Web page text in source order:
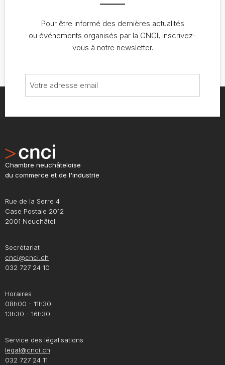
Pour être informé des dernières actualités
ou événements organisés par la CNCI, inscrivez-
vous à notre newsletter.
Chambre neuchâteloise
du commerce et de l'industrie
Rue de la Serre 4
Case Postale 2012
2001 Neuchâtel
Secrétariat
cnci@cnci.ch
032 727 24 10
Horaires
08h00 - 11h30
13h30 - 16h30
Service des légalisations
legal@cnci.ch
032 727 24 11